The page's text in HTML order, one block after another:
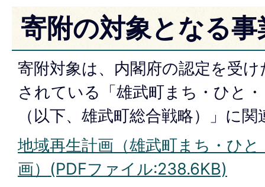
寄附の対象となる事
寄附対象は、内閣府の認定を受
されている「雄武町まち・ひと
（以下、雄武町総合戦略）」に
地域再生計画（雄武町まち・ひ
画）(PDFファイル:238.6KB)